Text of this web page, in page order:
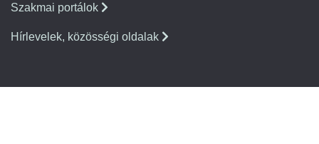
Szakmai portálok
Hírlevelek, közösségi oldalak